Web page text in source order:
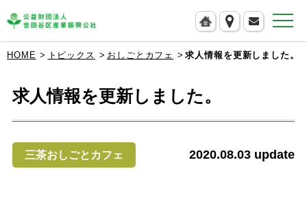
HOME トピックス おしごとカフェ 求人情報を更新しました。
求人情報を更新しました。
三茶おしごとカフェ 2020.08.03 update